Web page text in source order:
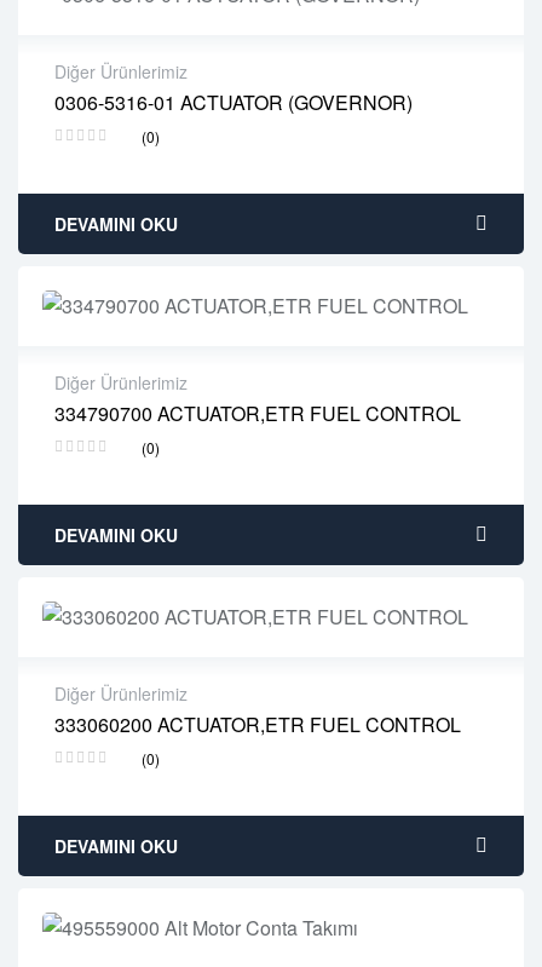
Diğer Ürünlerimiz
0306-5316-01 ACTUATOR (GOVERNOR)
(0)
2 years warranty
Delivery time: 1-2 business days
DEVAMINI OKU
Diğer Ürünlerimiz
334790700 ACTUATOR,ETR FUEL CONTROL
(0)
2 years warranty
Delivery time: 1-2 business days
DEVAMINI OKU
Diğer Ürünlerimiz
333060200 ACTUATOR,ETR FUEL CONTROL
(0)
2 years warranty
Delivery time: 1-2 business days
DEVAMINI OKU